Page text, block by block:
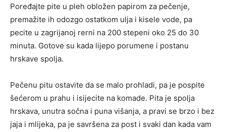
Poređajte pite u pleh obložen papirom za pečenje,
premažite ih odozgo ostatkom ulja i kisele vode, pa
pecite u zagrijanoj rerni na 200 stepeni oko 25 do 30
minuta. Gotove su kada lijepo porumene i postanu
hrskave spolja.
Pečenu pitu ostavite da se malo prohladi, pa je pospite
šećerom u prahu i isijecite na komade. Pita je spolja
hrskava, unutra sočna i puna višanja, a pravi se brzo i bez
jaja i mlijeka, pa je savršena za post i svaki dan kada vam